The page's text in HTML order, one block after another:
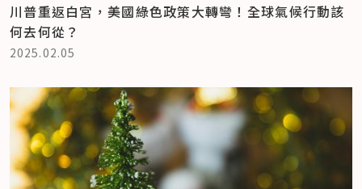
川普重返白宮，美國綠色政策大轉彎！全球氣候行動該
何去何從？
2025.02.05